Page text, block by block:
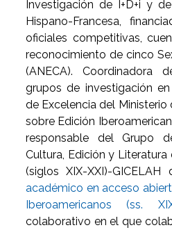
Investigación de I+D+i y
Hispano-Francesa,
oficiales competitivas,
reconocimiento de cinco
(ANECA). Coordinadora
grupos de investigación
de Excelencia del Ministerio
sobre Edición
responsable del Grupo
Cultura, Edición y
(siglos XIX-XXI)-
académico en acceso
Iberoamericanos (ss.
colaborativo en el que